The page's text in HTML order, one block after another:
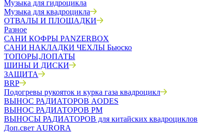
Музыка для гидроцикла
Музыка для квадроцикла
ОТВАЛЫ И ПЛОЩАДКИ
Разное
САНИ КОФРЫ PANZERBOX
САНИ НАКЛАДКИ ЧЕХЛЫ Бьюско
ТОПОРЫ,ЛОПАТЫ
ШИНЫ И ДИСКИ
ЗАЩИТА
BRP
Подогревы рукояток и курка газа квадроцикл
ВЫНОС РАДИАТОРОВ AODES
ВЫНОС РАДИАТОРОВ РМ
ВЫНОСЫ РАДИАТОРОВ для китайских квадроциклов
Доп.свет AURORA